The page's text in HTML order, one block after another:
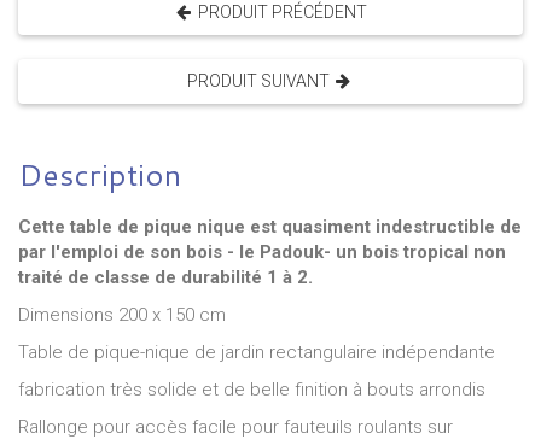
PRODUIT PRÉCÉDENT
PRODUIT SUIVANT
Description
Cette table de pique nique est quasiment indestructible de
par l'emploi de son bois - le Padouk- un bois tropical non
traité de classe de durabilité 1 à 2.
Dimensions 200 x 150 cm
Table de pique-nique de jardin rectangulaire indépendante
fabrication très solide et de belle finition à bouts arrondis
Rallonge pour accès facile pour fauteuils roulants sur